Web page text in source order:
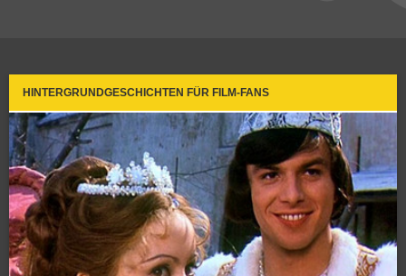
HINTERGRUNDGESCHICHTEN FÜR FILM-FANS